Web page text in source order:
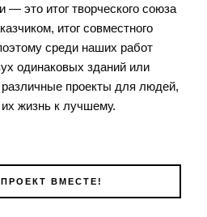
это итог творческого союза
итог совместного
среди наших работ
одинаковых зданий или
проекты для людей,
жизнь к лучшему.
ВМЕСТЕ!